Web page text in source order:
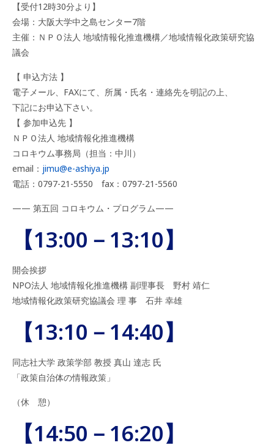
【受付12時30分より】
会場：大阪大学中之島センター7階
主催：ＮＰＯ法人 地域情報化推進機構／地域情報化政策研究協
議会
【 申込方法 】
電子メール、FAXにて、所属・氏名・連絡先を明記の上、
下記にお申込下さい。
【 参加申込先 】
ＮＰＯ法人 地域情報化推進機構
コロキウム事務局（担当：中川）
email： jimu@e-ashiya.jp
電話：0797-21-5550 fax：0797-21-5560
—— 第五回 コロキウム・プログラム——
【13:00－13:10】
開会挨拶
NPO法人 地域情報化推進機構 副理事長 野村 靖仁
地域情報化政策研究協議会 理 事 石井 幸雄
【13:10－14:40】
同志社大学 政策学部 教授 真山 達志 氏
「政策自治体の情報政策」
（休 憩）
【14:50－16:20】